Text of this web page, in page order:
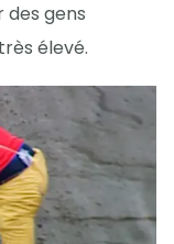
des gens
élevé.